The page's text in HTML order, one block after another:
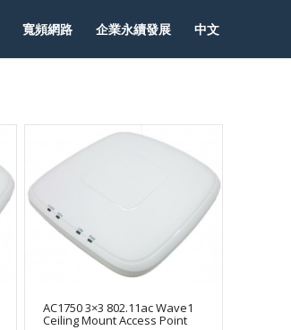
寬頻網路 企業永續發展 中文
AC1750 3×3 802.11ac Wave1
Ceiling Mount Access Point